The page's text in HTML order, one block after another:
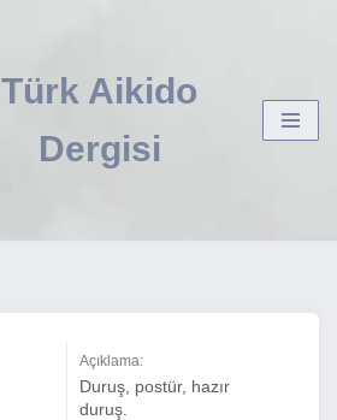
Türk Aikido
Dergisi
Açıklama:
Duruş, postür, hazır
duruş.